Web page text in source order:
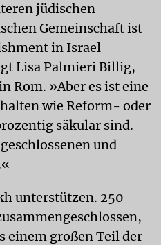
jüdischen
Gemeinschaft ist
in Israel
Lisa Palmieri Billig,
Rom. »Aber es ist eine
wie Reform- oder
säkular sind.
und
unterstützen. 250
einem großen Teil der